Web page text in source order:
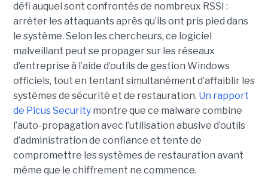
défi auquel sont confrontés de nombreux RSSI :
arrêter les attaquants après qu’ils ont pris pied dans
le système. Selon les chercheurs, ce logiciel
malveillant peut se propager sur les réseaux
d’entreprise à l’aide d’outils de gestion Windows
officiels, tout en tentant simultanément d’affaiblir les
systèmes de sécurité et de restauration. Un rapport
de Picus Securitymontre que ce malware combine
l’auto-propagation avec l’utilisation abusive d’outils
d’administration de confiance et tente de
compromettre les systèmes de restauration avant
même que le chiffrement ne commence.